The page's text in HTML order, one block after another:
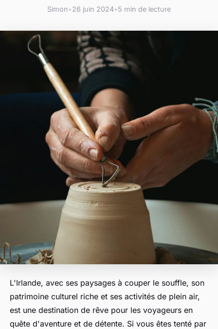
Simon•26 juin 2024•5 min de lecture
L'Irlande, avec ses paysages à couper le souffle, son
patrimoine culturel riche et ses activités de plein air,
est une destination de rêve pour les voyageurs en
quête d'aventure et de détente. Si vous êtes tenté par